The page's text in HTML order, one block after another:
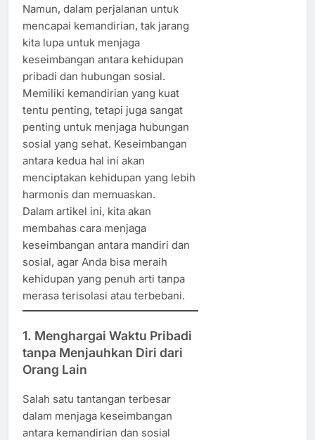
Namun, dalam perjalanan untuk
mencapai kemandirian, tak jarang
kita lupa untuk menjaga
keseimbangan antara kehidupan
pribadi dan hubungan sosial.
Memiliki kemandirian yang kuat
tentu penting, tetapi juga sangat
penting untuk menjaga hubungan
sosial yang sehat. Keseimbangan
antara kedua hal ini akan
menciptakan kehidupan yang lebih
harmonis dan memuaskan.
Dalam artikel ini, kita akan
membahas cara menjaga
keseimbangan antara mandiri dan
sosial, agar Anda bisa meraih
kehidupan yang penuh arti tanpa
merasa terisolasi atau terbebani.
1. Menghargai Waktu Pribadi
tanpa Menjauhkan Diri dari
Orang Lain
Salah satu tantangan terbesar
dalam menjaga keseimbangan
antara kemandirian dan sosial